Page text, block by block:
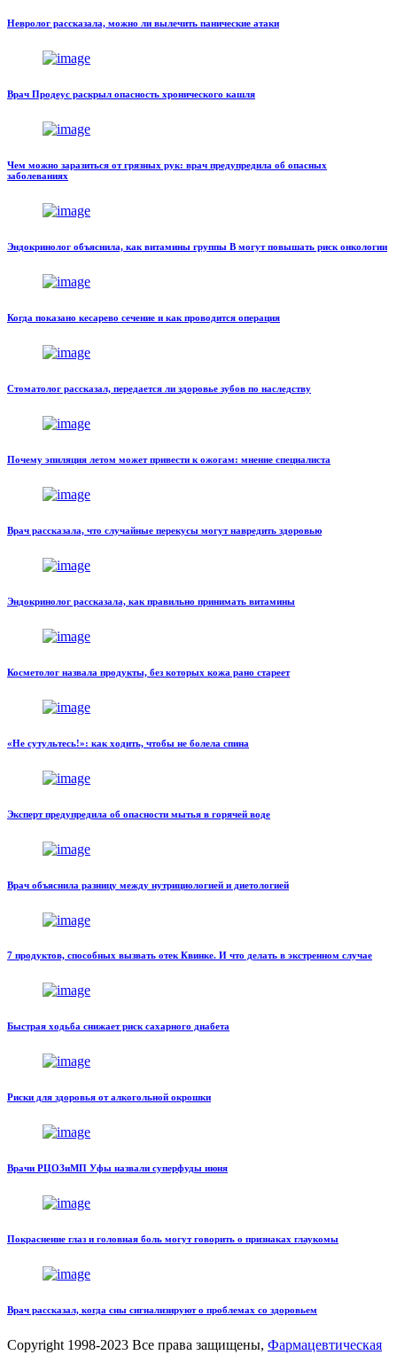
Невролог рассказала, можно ли вылечить панические атаки
Врач Продеус раскрыл опасность хронического кашля
Чем можно заразиться от грязных рук: врач предупредила об опасных
заболеваниях
Эндокринолог объяснила, как витамины группы В могут повышать риск онкологии
Когда показано кесарево сечение и как проводится операция
Стоматолог рассказал, передается ли здоровье зубов по наследству
Почему эпиляция летом может привести к ожогам: мнение специалиста
Врач рассказала, что случайные перекусы могут навредить здоровью
Эндокринолог рассказала, как правильно принимать витамины
Косметолог назвала продукты, без которых кожа рано стареет
«Не сутультесь!»: как ходить, чтобы не болела спина
Эксперт предупредила об опасности мытья в горячей воде
Врач объяснила разницу между нутрициологией и диетологией
7 продуктов, способных вызвать отек Квинке. И что делать в экстренном случае
Быстрая ходьба снижает риск сахарного диабета
Риски для здоровья от алкогольной окрошки
Врачи РЦОЗиМП Уфы назвали суперфуды июня
Покраснение глаз и головная боль могут говорить о признаках глаукомы
Врач рассказал, когда сны сигнализируют о проблемах со здоровьем
Copyright 1998-2023 Все права защищены, Фармацевтическая